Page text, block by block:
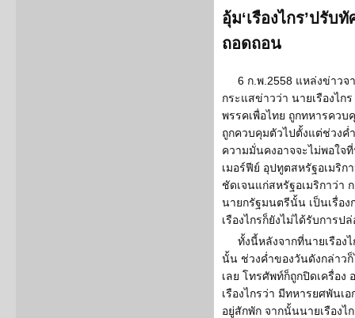
อุ้ม‘เรืองไกร’ปรับ
ถอดถอน
6 ก.พ.2558 แหล่งข่าวจ
กระแสข่าวว่า นายเรืองไ
พรรคเพื่อไทย ถูกทหารควบ
ถูกควบคุมตัวไปตั้งแต่ช่วงค่
ความมั่นคงอาจจะไม่พอใจ
เมอร์ฟีย์ อุปทูตสหรัฐอเมริก
ชัดเจนแก่สหรัฐอเมริกาว่า
นายกรัฐมนตรีนั้น เป็นเรื่อ
เรืองไกรก็ยังไม่ได้รับการป
ทั้งนี้หลังจากที่นายเรือง
นั้น ช่วงค่ำของวันดังกล่าวก็
เลย โทรศัพท์ก็ถูกปิดเครื่อง
เรืองไกรว่า มีทหารยศพันเ
อยู่สักพัก จากนั้นนายเรือง